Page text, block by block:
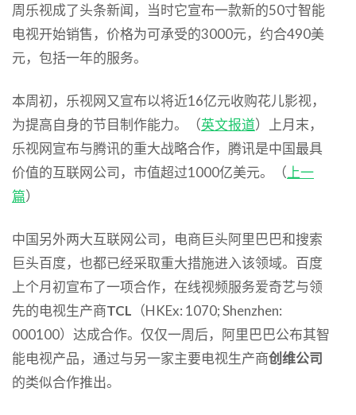
周乐视成了头条新闻，当时它宣布一款新的50寸智能
电视开始销售，价格为可承受的3000元，约合490美
元，包括一年的服务。
本周初，乐视网又宣布以将近16亿元收购花儿影视，
为提高自身的节目制作能力。（英文报道）上月末，
乐视网宣布与腾讯的重大战略合作，腾讯是中国最具
价值的互联网公司，市值超过1000亿美元。（ 上一
篇）
中国另外两大互联网公司，电商巨头阿里巴巴和搜索
巨头百度，也都已经采取重大措施进入该领域。百度
上个月初宣布了一项合作，在线视频服务爱奇艺与领
先的电视生产商TCL （HKEx: 1070; Shenzhen:
000100）达成合作。仅仅一周后，阿里巴巴公布其智
能电视产品，通过与另一家主要电视生产商创维公司
的类似合作推出。